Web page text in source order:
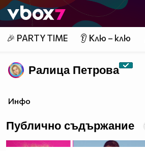
Member of
👾
🎉 PARTY TIME 👂 Клю – клю
Ралица Петровa
Инфо
Публично съдържание